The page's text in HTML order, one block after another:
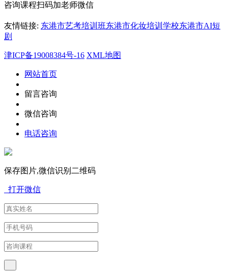
咨询课程扫码加老师微信
友情链接: 东港市艺考培训班东港市化妆培训学校东港市AI短
剧
津ICP备19008384号-16 XML地图
网站首页
留言咨询
微信咨询
电话咨询
保存图片,微信识别二维码
打开微信